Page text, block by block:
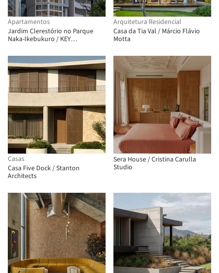
Apartamentos
Jardim Clerestório no Parque
Naka-Ikebukuro / KEY
Arquitetura Residencial
Casa da Tia Val / Márcio Flávio
Motta
Casas
Casa Five Dock / Stanton
Architects
Sera House / Cristina Carulla
Studio